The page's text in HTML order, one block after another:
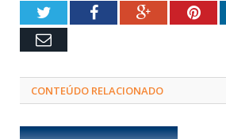
TwitterFacebookGoogle+
Email
CONTEÚDO RELACIONADO